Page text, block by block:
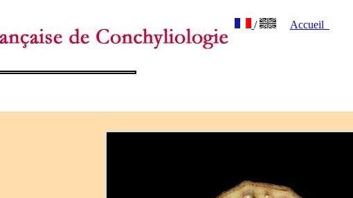
/ Accueil